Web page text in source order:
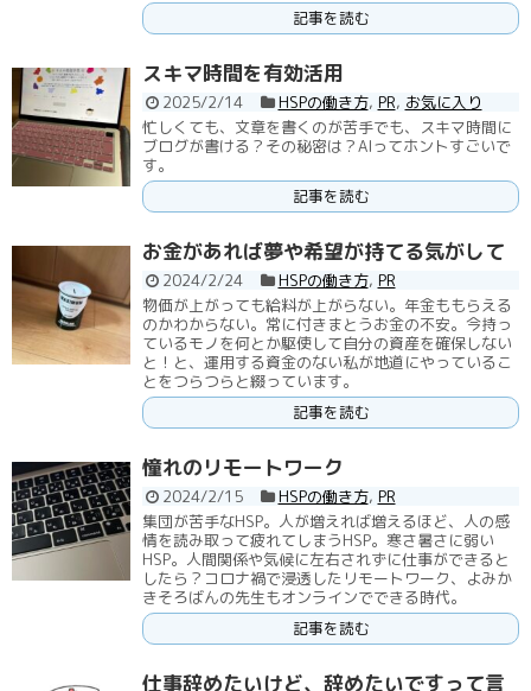
記事を読む
スキマ時間を有効活用
2025/2/14 HSPの働き方, PR, お気に入り
忙しくても、文章を書くのが苦手でも、スキマ時間に
ブログが書ける？その秘密は？AIってホントすごいで
す。
記事を読む
お金があれば夢や希望が持てる気がして
2024/2/24 HSPの働き方, PR
物価が上がっても給料が上がらない。年金ももらえる
のかわからない。常に付きまとうお金の不安。今持っ
ているモノを何とか駆使して自分の資産を確保しない
と！と、運用する資金のない私が地道にやっているこ
とをつらつらと綴っています。
記事を読む
憧れのリモートワーク
2024/2/15 HSPの働き方, PR
集団が苦手なHSP。人が増えれば増えるほど、人の感
情を読み取って疲れてしまうHSP。寒さ暑さに弱い
HSP。人間関係や気候に左右されずに仕事ができると
したら？コロナ禍で浸透したリモートワーク、よみか
きそろばんの先生もオンラインでできる時代。
記事を読む
仕事辞めたいけど、辞めたいですって言